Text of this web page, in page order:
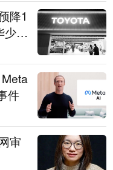
降1
少卖
件
审